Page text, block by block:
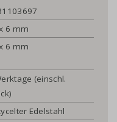
6 mm
6 mm
(einschl.
Edelstahl